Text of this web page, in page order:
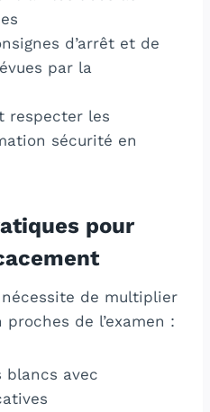
d’arrêt et de
par la
respecter les
sécurité en
pour
de multiplier
de l’examen :
blancs avec